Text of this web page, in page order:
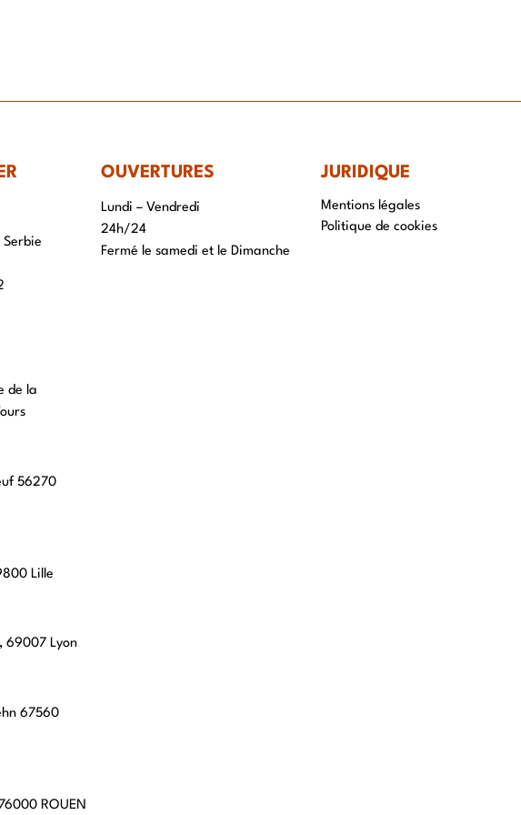
de la
56270
Lille
69007 Lyon
67560
ROUEN
OUVERTURES
Lundi – Vendredi
24h/24
Fermé le samedi et le Dimanche
JURIDIQUE
Mentions légales
Politique de cookies